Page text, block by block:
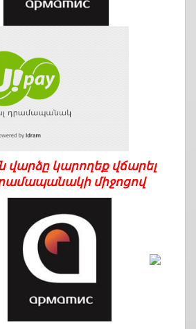
վարձը կարողեք վճարել
դրամապանակի միջոցով